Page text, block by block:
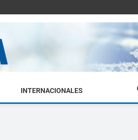
INTERNACIONALES